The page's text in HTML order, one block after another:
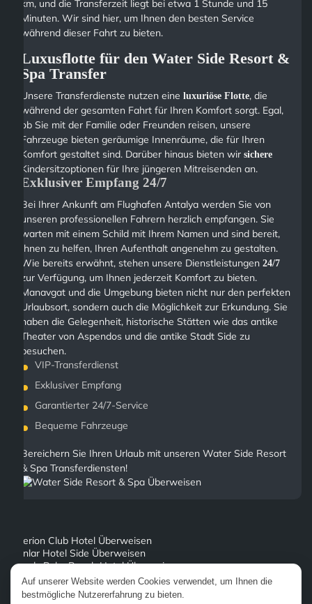
Auf unserer Website werden Cookies verwendet, um Ihnen die
bestmögliche Nutzererfahrung zu bieten.
km, und die Transferzeit liegt bei etwa 1 Stunde und 15
Minuten. Wir sind hier, um Ihnen den besten Service
während dieser Fahrt zu bieten.
Luxusflotte für den Water Side Resort &
Spa Transfer
Unsere Transferdienste nutzen eineluxuriöse Flotte, die
während der gesamten Fahrt für Ihren Komfort sorgt. Egal,
ob Sie mit der Familie oder Freunden reisen, unsere
Fahrzeuge bieten geräumige Innenräume, die für Ihren
Komfort gestaltet sind. Darüber hinaus bieten wirsichere
Kindersitzoptionen für Ihre jüngeren Mitreisenden an.
Exklusiver Empfang 24/7
Bei Ihrer Ankunft am Flughafen Antalya werden Sie von
unseren professionellen Fahrern herzlich empfangen. Sie
warten mit einem Schild mit Ihrem Namen und sind bereit,
Ihnen zu helfen, Ihren Aufenthalt angenehm zu gestalten.
Wie bereits erwähnt, stehen unsere Dienstleistungen24/7
zur Verfügung, um Ihnen jederzeit Komfort zu bieten.
Manavgat und die Umgebung bieten nicht nur den perfekten
Urlaubsort, sondern auch die Möglichkeit zur Erkundung. Sie
haben die Gelegenheit, historische Stätten wie das antike
Theater von Aspendos und die antike Stadt Side zu
besuchen.
VIP-Transferdienst
Exklusiver Empfang
Garantierter 24/7-Service
Bequeme Fahrzeuge
Bereichern Sie Ihren Urlaub mit unseren Water Side Resort
& Spa Transferdiensten!
Aperion Club Hotel Überweisen
Canlar Hotel Side Überweisen
Trendy Palm Beach Hotel Überweisen
Side Golden Rock Hotel Spa Überweisen
Dionysos Hotel Side Überweisen